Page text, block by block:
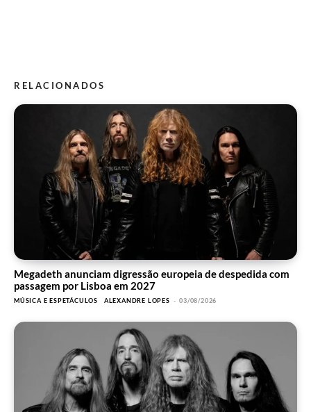
RELACIONADOS
Megadeth anunciam digressão europeia de despedida com
passagem por Lisboa em 2027
MÚSICA E ESPETÁCULOS ALEXANDRE LOPES - 03/08/2026